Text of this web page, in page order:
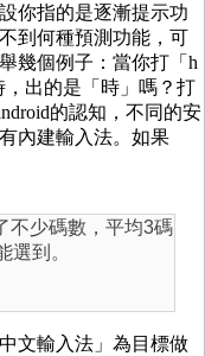
你指的是逐漸提示功
到何種預測功能，可
幾個例子：當你打「h
，出的是「時」嗎？打
的認知，不同的安
內建輸入法。如果
不少碼數，平均3碼
到。
文輸入法」為目標做